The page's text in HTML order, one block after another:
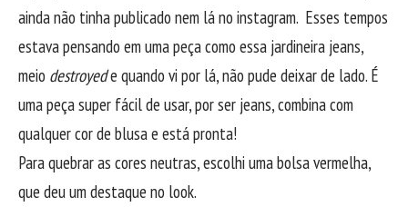
ainda não tinha publicado nem lá no instagram. Esses tempos
estava pensando em uma peça como essa jardineira jeans,
meio destroyede quando vi por lá, não pude deixar de lado. É
uma peça super fácil de usar, por ser jeans, combina com
qualquer cor de blusa e está pronta!
Para quebrar as cores neutras, escolhi uma bolsa vermelha,
que deu um destaque no look.